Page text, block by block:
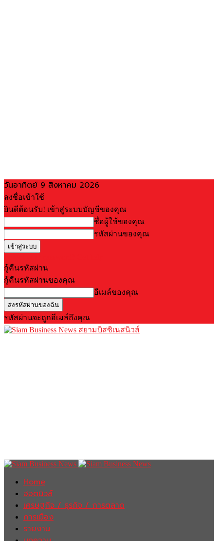
วันอาทิตย์ 9 สิงหาคม 2026
ลงชื่อเข้าใช้
ยินดีต้อนรับ! เข้าสู่ระบบบัญชีของคุณ
ชื่อผู้ใช้ของคุณ
รหัสผ่านของคุณ
กู้คืนรหัสผ่าน
กู้คืนรหัสผ่านของคุณ
อีเมล์ของคุณ
รหัสผ่านจะถูกอีเมล์ถึงคุณ
สยามบิสซิเนสนิวส์
Home
ฮอตนิวส์
เศรษฐกิจ / ธุรกิจ / การตลาด
การเมือง
รายงาน